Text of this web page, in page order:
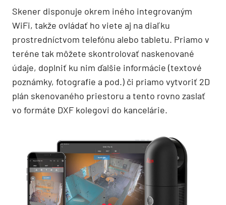
Skener disponuje okrem iného integrovaným
WiFi, takže ovládať ho viete aj na diaľku
prostredníctvom telefónu alebo tabletu. Priamo v
teréne tak môžete skontrolovať naskenované
údaje, doplniť ku nim ďalšie informácie (textové
poznámky, fotografie a pod.) či priamo vytvoriť 2D
plán skenovaného priestoru a tento rovno zaslať
vo formáte DXF kolegovi do kancelárie.